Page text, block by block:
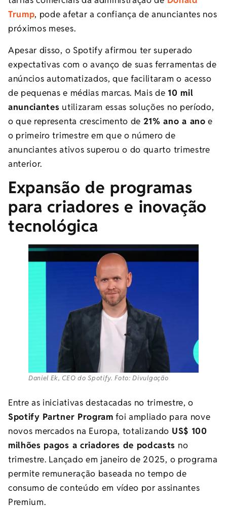
Trump, pode afetar a confiança de anunciantes nos
próximos meses.
Apesar disso, o Spotify afirmou ter superado
expectativas com o avanço de suas ferramentas de
anúncios automatizados, que facilitaram o acesso
de pequenas e médias marcas. Mais de 10 mil
anunciantes utilizaram essas soluções no período,
o que representa crescimento de 21% ano a ano e
o primeiro trimestre em que o número de
anunciantes ativos superou o do quarto trimestre
anterior.
Expansão de programas
para criadores e inovação
tecnológica
Daniel Ek, CEO do Spotify. Foto: Divulgação
Entre as iniciativas destacadas no trimestre, o
Spotify Partner Program foi ampliado para nove
novos mercados na Europa, totalizando US$ 100
milhões pagos a criadores de podcasts no
trimestre. Lançado em janeiro de 2025, o programa
permite remuneração baseada no tempo de
consumo de conteúdo em vídeo por assinantes
Premium.